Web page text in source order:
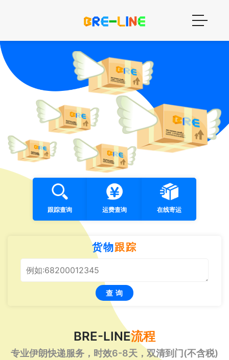
跟踪查询 运费查询 在线寄运
货物跟踪
查 询
BRE-LINE流程
专业伊朗快递服务，时效6-8天，双清到门(不含税)